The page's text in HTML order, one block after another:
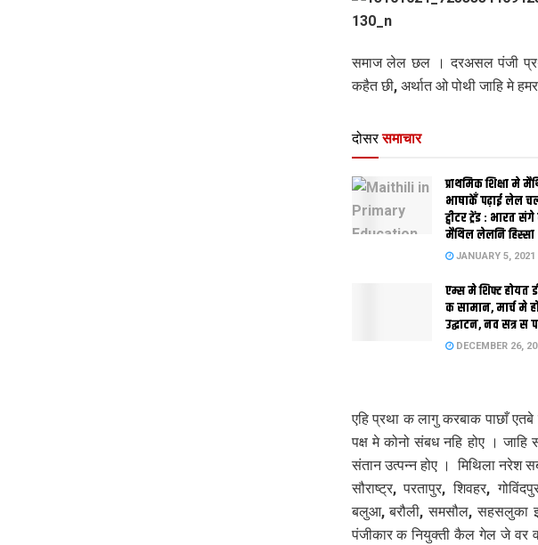
समाज लेल छल । दरअसल पंजी
कहैत छी, अर्थात ओ पोथी जाहि मे
दोसर समाचार
प्राथमिक शि‍क्षा मे
भाषाकेँ पढ़ाई लेल
ट्वीटर ट्रेंड : भारत
मैथिल लेलनि हिस्सा
JANUARY 5, 2021
एम्स मे शिफ्ट होयत
क सामान, मार्च मे
उद्घाटन, नव सत्र स
DECEMBER 26,
एहि प्रथा क लागु करबाक पाछाँ
पक्ष मे कोनो संबध नहि होए ।
संतान उत्पन्न होए । मिथि‍ला नरेश
सौराष्ट्र, परतापुर, शि‍वहर,
बलुआ, बरौली, समसौल, सहसलुका
पंजीकार क नियुक्ती कैल गेल जे वर